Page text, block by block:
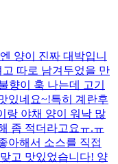
양이 진짜 대박입니
따로 남겨두었을 만
향이 훅 나는데 고기
있네요~!특히 계란후
랑 야채 양이 워낙 많
좀 적더라고요ㅠ.ㅠ
아해서 소스를 직접
고 맛있었습니다! 양